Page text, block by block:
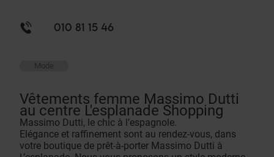
010 81 15 46
Mode
Vêtements femme Massimo Dutti
au centre L'esplanade Shopping
Massimo Dutti, le chic à l’espagnole.
Elégance et raffinement sont au rendez-vous, dans
votre boutique de prêt-à-porter Massimo Dutti à